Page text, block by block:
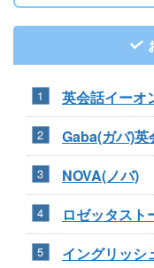
英会話イーオ
Gaba(ガバ)英
NOVA(ノバ)
ロゼッタスト
イングリッシ